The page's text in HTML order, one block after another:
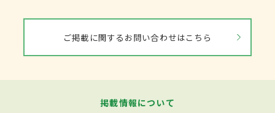
ご掲載に関するお問い合わせはこちら
掲載情報について